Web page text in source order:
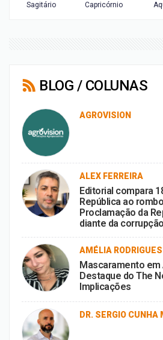
BLOG / COLUNAS
AGROVISION
ALEX FERREIRA
Editorial compara
República ao
Proclamação da
diante da
AMÉLIA RODRIGUES
Mascaramento em
Destaque do The
Implicações
DR. SERGIO CUNHA